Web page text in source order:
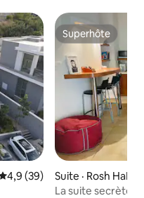
moyenne de 4,9 sur 5,
4,9 (39)
Superhôte
Superhôte
Suite · Rosh
La suite secrète